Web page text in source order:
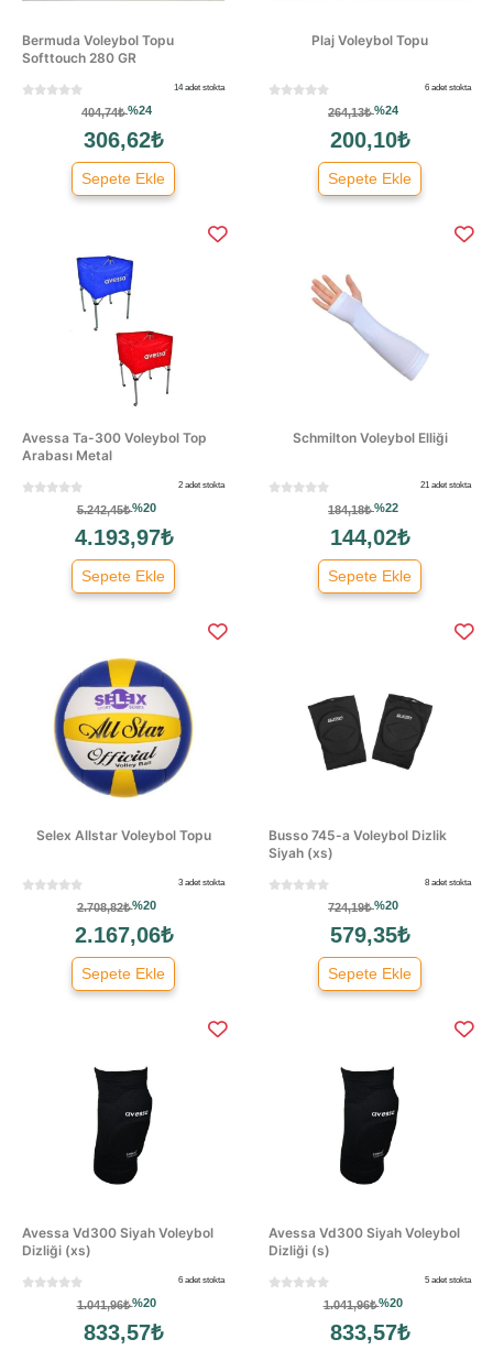
Bermuda Voleybol Topu
Softtouch 280 GR
14 adet stokta
404,74₺%24
306,62₺
Sepete Ekle
Plaj Voleybol Topu
6 adet stokta
264,13₺%24
200,10₺
Sepete Ekle
Avessa Ta-300 Voleybol Top
Arabası Metal
2 adet stokta
5.242,45₺%20
4.193,97₺
Sepete Ekle
Schmilton Voleybol Elliği
21 adet stokta
184,18₺%22
144,02₺
Sepete Ekle
Selex Allstar Voleybol Topu
3 adet stokta
2.708,82₺%20
2.167,06₺
Sepete Ekle
Busso 745-a Voleybol Dizlik
Siyah (xs)
8 adet stokta
724,19₺%20
579,35₺
Sepete Ekle
Avessa Vd300 Siyah Voleybol
Dizliği (xs)
6 adet stokta
1.041,96₺%20
833,57₺
Avessa Vd300 Siyah Voleybol
Dizliği (s)
5 adet stokta
1.041,96₺%20
833,57₺